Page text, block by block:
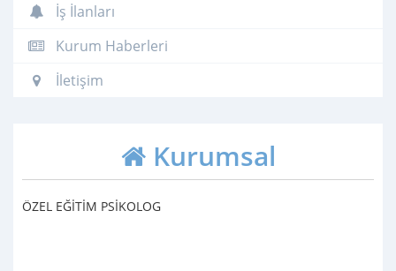
İş İlanları
Kurum Haberleri
İletişim
Kurumsal
ÖZEL EĞİTİM PSİKOLOG